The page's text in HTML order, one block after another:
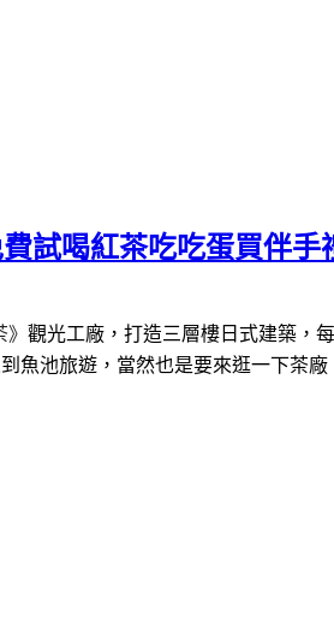
試喝紅茶吃吃蛋買伴手
觀光工廠，打造三層樓日式建築，
魚池旅遊，當然也是要來逛一下茶